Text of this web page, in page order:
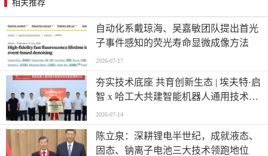
相关推荐
自动化系戴琼海、吴嘉敏团队提出首光
子事件感知的荧光寿命显微成像方法
2026-07-17
夯实技术底座 共育创新生态 | 埃夫特·启
智 x 哈工大共建智能机器人通用技术底
座实训实验室
2026-07-14
陈立泉：深耕锂电半世纪，成就液态、
固态、钠离子电池三大技术领跑地位